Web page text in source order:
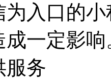
为入口的
成一定影
服务